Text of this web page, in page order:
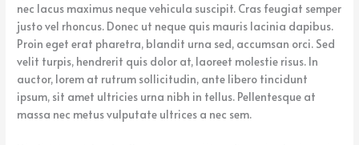
nec lacus maximus neque vehicula suscipit. Cras feugiat semper
justo vel rhoncus. Donec ut neque quis mauris lacinia dapibus.
Proin eget erat pharetra, blandit urna sed, accumsan orci. Sed
velit turpis, hendrerit quis dolor at, laoreet molestie risus. In
auctor, lorem at rutrum sollicitudin, ante libero tincidunt
ipsum, sit amet ultricies urna nibh in tellus. Pellentesque at
massa nec metus vulputate ultrices a nec sem.